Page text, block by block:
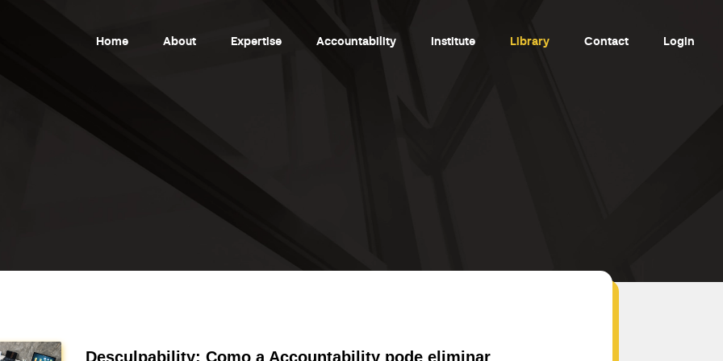
Home About Expertise Accountability Institute Library Contact Login
Desculpability: Como a Accountability pode eliminar